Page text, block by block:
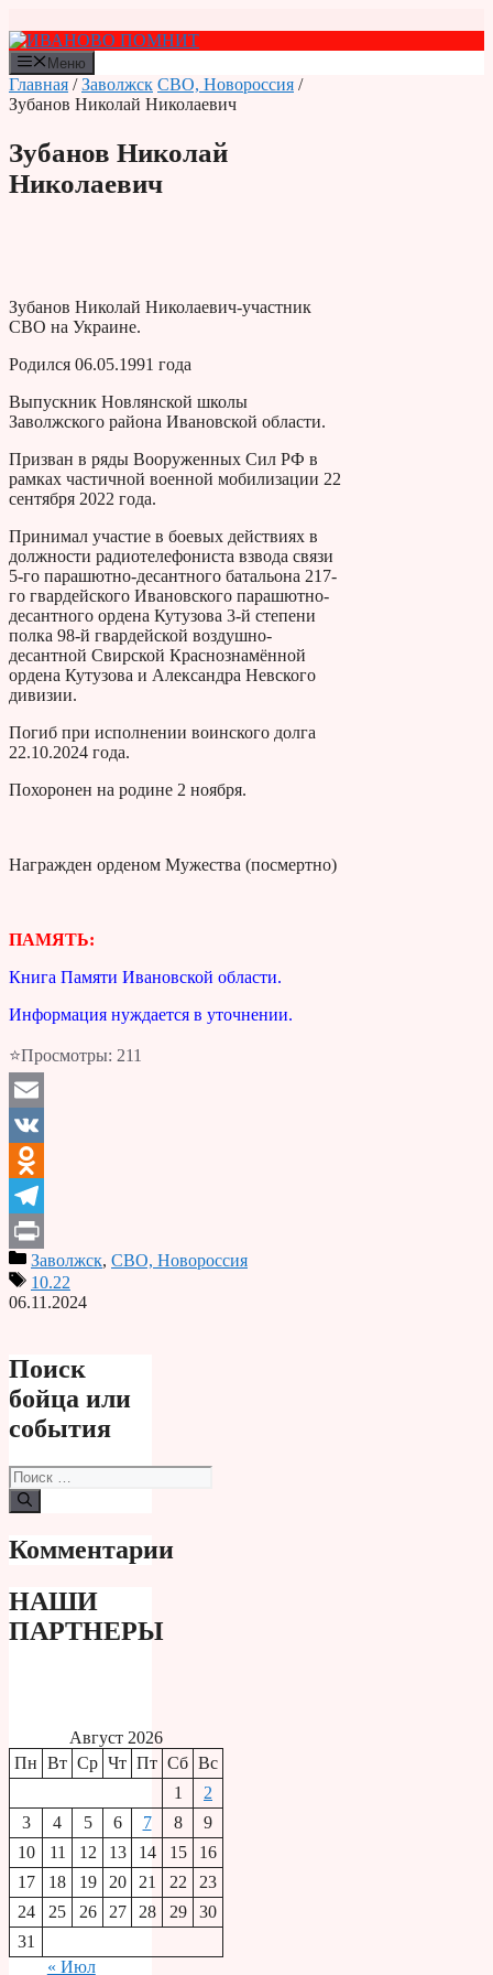
к
содержимому
Меню
Главная /Заволжск СВО, Новороссия /
Зубанов Николай Николаевич
Зубанов Николай
Николаевич
Зубанов Николай Николаевич-участник
СВО на Украине.
Родился 06.05.1991 года
Выпускник Новлянской школы
Заволжского района Ивановской области.
Призван в ряды Вооруженных Сил РФ в
рамках частичной военной мобилизации 22
сентября 2022 года.
Принимал участие в боевых действиях в
должности радиотелефониста взвода связи
5-го парашютно-десантного батальона 217-
го гвардейского Ивановского парашютно-
десантного ордена Кутузова 3-й степени
полка 98-й гвардейской воздушно-
десантной Свирской Краснознамённой
ордена Кутузова и Александра Невского
дивизии.
Погиб при исполнении воинского долга
22.10.2024 года.
Похоронен на родине 2 ноября.
Награжден орденом Мужества (посмертно)
ПАМЯТЬ:
Книга Памяти Ивановской области.
Информация нуждается в уточнении.
⭐Просмотры: 211
Email
VK
Odnoklassniki
Telegram
PrintЗаволжск, СВО, Новороссия
10.22
06.11.2024
Поиск
бойца или
события
Поиск:
Комментарии
НАШИ
ПАРТНЕРЫ
Август 2026
Пн Вт Ср Чт Пт Сб Вс
1
2
3
4 5 6 7 8
9
10
11 12 13 14 15
16
17
18 19 20 21 22
23
24
25 26 27 28 29
30
31
« Июл